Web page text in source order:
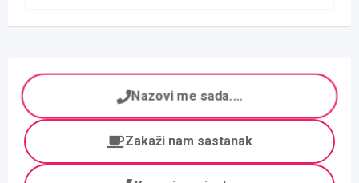
Nazovi me sada....
Zakaži nam sastanak